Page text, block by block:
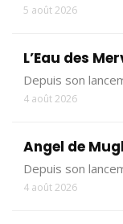
5 août 2026
L’Eau des
Depuis son
4 août 2026
Angel de
Depuis son
4 août 2026